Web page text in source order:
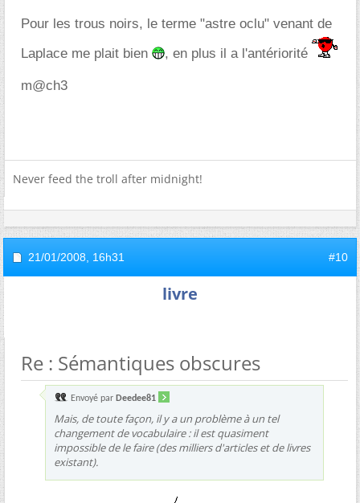
Pour les trous noirs, le terme "astre oclu" venant de
Laplace me plait bien
, en plus il a l'antériorité
m@ch3
Never feed the troll after midnight!
21/01/2008, 16h31 #10
livre
Re : Sémantiques obscures
Envoyé par Deedee81
Mais, de toute façon, il y a un problème à un tel
changement de vocabulaire : il est quasiment
impossible de le faire (des milliers d'articles et de livres
existant).